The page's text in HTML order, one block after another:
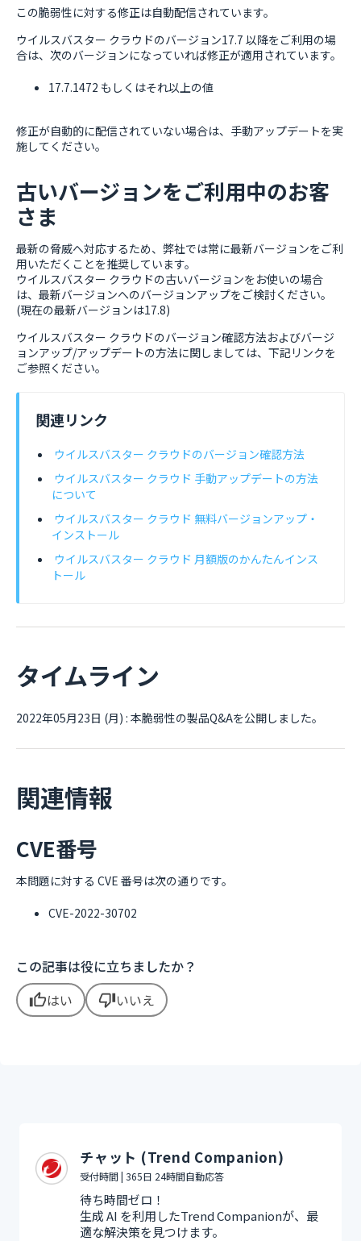
この脆弱性に対する修正は自動配信されています。
ウイルスバスター クラウドのバージョン17.7 以降をご利用の場
合は、次のバージョンになっていれば修正が適用されています。
17.7.1472 もしくはそれ以上の値
修正が自動的に配信されていない場合は、手動アップデートを実
施してください。
古いバージョンをご利用中のお客
さま
最新の脅威へ対応するため、弊社では常に最新バージョンをご利
用いただくことを推奨しています。
ウイルスバスター クラウドの古いバージョンをお使いの場合
は、最新バージョンへのバージョンアップをご検討ください。
(現在の最新バージョンは17.8)
ウイルスバスター クラウドのバージョン確認方法およびバージ
ョンアップ/アップデートの方法に関しましては、下記リンクを
ご参照ください。
関連リンク
ウイルスバスター クラウドのバージョン確認方法
ウイルスバスター クラウド 手動アップデートの方法
について
ウイルスバスター クラウド 無料バージョンアップ・
インストール
ウイルスバスター クラウド 月額版のかんたんインス
トール
タイムライン
2022年05月23日 (月) : 本脆弱性の製品Q&Aを公開しました。
関連情報
CVE番号
本問題に対する CVE 番号は次の通りです。
CVE-2022-30702
この記事は役に立ちましたか？
thumb_upはい thumb_downいいえ
チャット (Trend Companion)
受付時間 | 365日 24時間自動応答
待ち時間ゼロ！
生成 AI を利用したTrend Companionが、最
適な解決策を見つけます。